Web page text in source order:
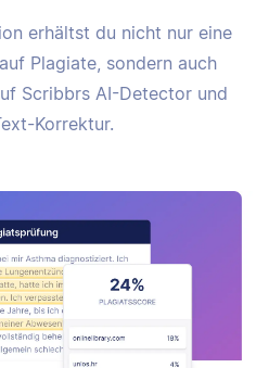
erhältst du nicht nur eine
Plagiate, sondern auch
Scribbrs AI-Detector und
Korrektur.